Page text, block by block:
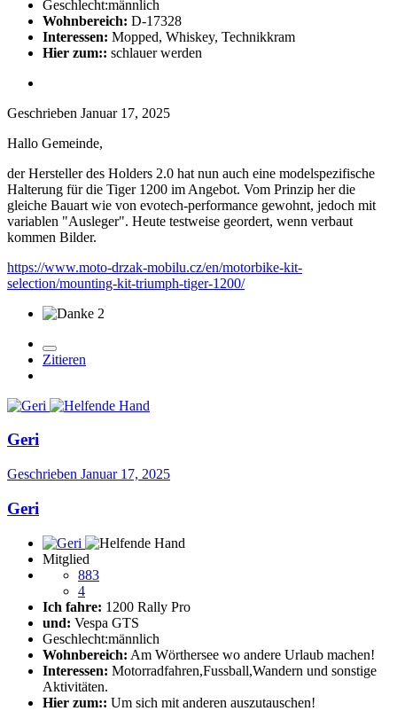
Geschlecht:männlich
Wohnbereich: D-17328
Interessen: Mopped, Whiskey, Technikkram
Hier zum:: schlauer werden
Geschrieben Januar 17, 2025
Hallo Gemeinde,
der Hersteller des Holders 2.0 hat nun auch eine modelspezifische
Halterung für die Tiger 1200 im Angebot. Vom Prinzip her die
gleiche Bauart wie von evotech-performance gewohnt, jedoch mit
variablen "Ausleger". Heute testweise geordert, wenn verbaut
kommen Bilder.
https://www.moto-drzak-mobilu.cz/en/motorbike-kit-
selection/mounting-kit-triumph-tiger-1200/
2
Zitieren
Geri
Geschrieben Januar 17, 2025
Geri
Mitglied
883
4
Ich fahre: 1200 Rally Pro
und: Vespa GTS
Geschlecht:männlich
Wohnbereich: Am Wörthersee wo andere Urlaub machen!
Interessen: Motorradfahren,Fussball,Wandern und sonstige
Aktivitäten.
Hier zum:: Um sich mit anderen auszutauschen!